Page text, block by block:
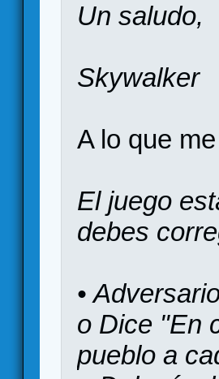
Un saludo,
Skywalker
A lo que
El juego
debes
•
o Dice "En
pueblo a